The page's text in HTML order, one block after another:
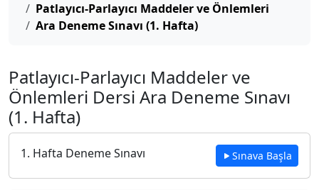
Patlayıcı-Parlayıcı Maddeler ve Önlemleri
Ara Deneme Sınavı (1. Hafta)
Patlayıcı-Parlayıcı Maddeler ve
Önlemleri Dersi Ara Deneme Sınavı
(1. Hafta)
1. Hafta Deneme Sınavı Sınava Başla